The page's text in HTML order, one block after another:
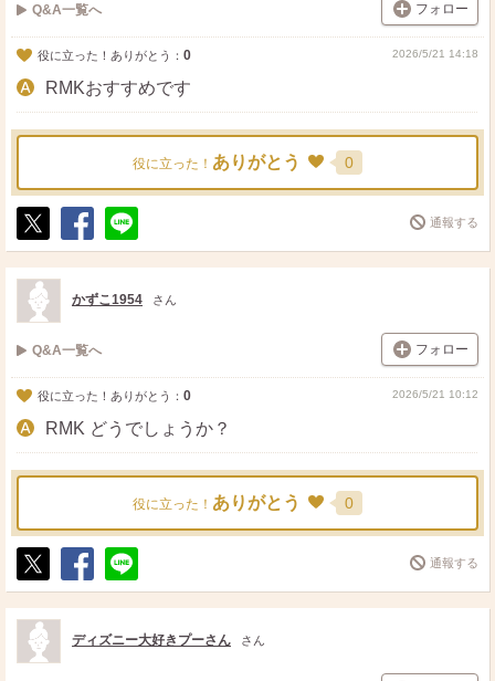
Q&A一覧へ フォロー
役に立った！ありがとう： 0 2026/5/21 14:18
RMKおすすめです
役に立った！ ありがとう 0
ポ
ス
ト
シ
ェ
送
る
通報する
かずこ1954 さん
Q&A一覧へ フォロー
役に立った！ありがとう： 0 2026/5/21 10:12
RMK どうでしょうか？
役に立った！ ありがとう 0
ポ
ス
ト
シ
ェ
送
る
通報する
ディズニー大好きプーさん さん